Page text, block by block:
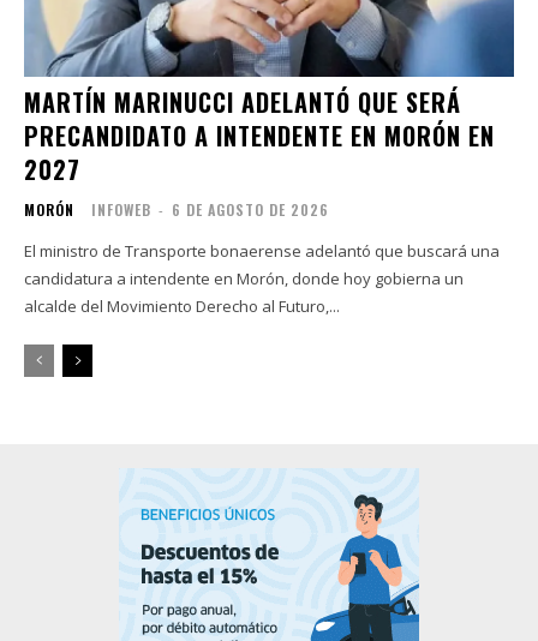
MARTÍN MARINUCCI ADELANTÓ QUE SERÁ
PRECANDIDATO A INTENDENTE EN MORÓN EN
2027
MORÓN INFOWEB - 6 DE AGOSTO DE 2026
El ministro de Transporte bonaerense adelantó que buscará una
candidatura a intendente en Morón, donde hoy gobierna un
alcalde del Movimiento Derecho al Futuro,...